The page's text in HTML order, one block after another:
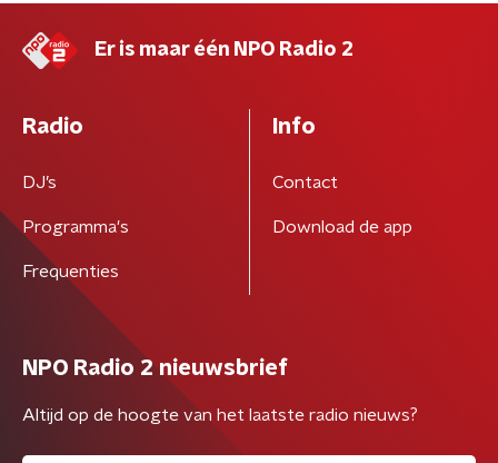
Er is maar één NPO Radio 2
Radio
DJ’s
Programma's
Frequenties
Info
Contact
Download de app
NPO Radio 2 nieuwsbrief
Altijd op de hoogte van het laatste radio nieuws?